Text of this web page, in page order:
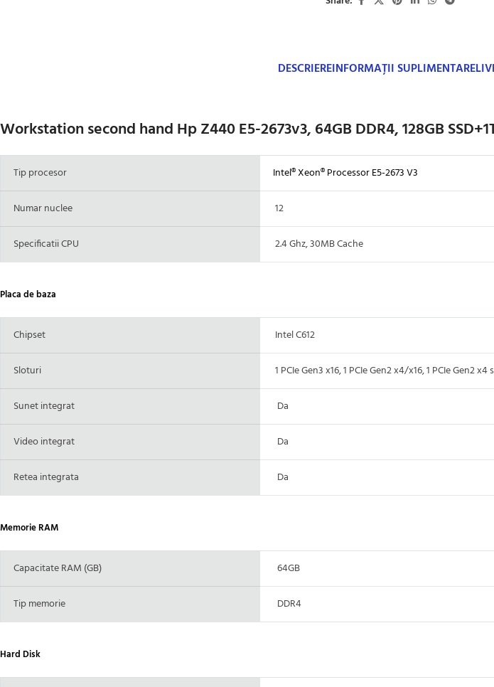
DESCRIEREINFORMAȚII SUPLIMENTARE
Workstation second hand Hp Z440 E5-2673v3, 64GB DDR4, 128GB
Tip procesor Intel® Xeon® Processor E5-2673 V3
Numar nuclee 12
Specificatii CPU 2.4 Ghz, 30MB Cache
Placa de baza
Chipset Intel C612
Sloturi 1 PCIe Gen3 x16, 1 PCIe Gen2 x4/x16, 1 PCIe Gen2
Sunet integrat Da
Video integrat Da
Retea integrata Da
Memorie RAM
Capacitate RAM (GB) 64GB
Tip memorie DDR4
Hard Disk